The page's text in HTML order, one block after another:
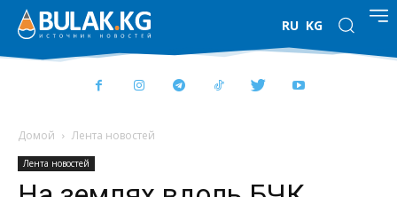
RU KG
Домой Лента новостей
Лента новостей